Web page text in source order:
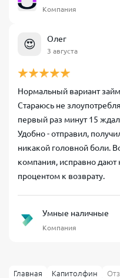
Компания
😍 Олег
3 августа
Нормальный вариант
Стараюсь не
первый раз минут 15
Удобно - отправил,
никакой головной боли.
компания, исправно
процентом к возврату.
Умные наличные
Компания
Главная Капитолфин